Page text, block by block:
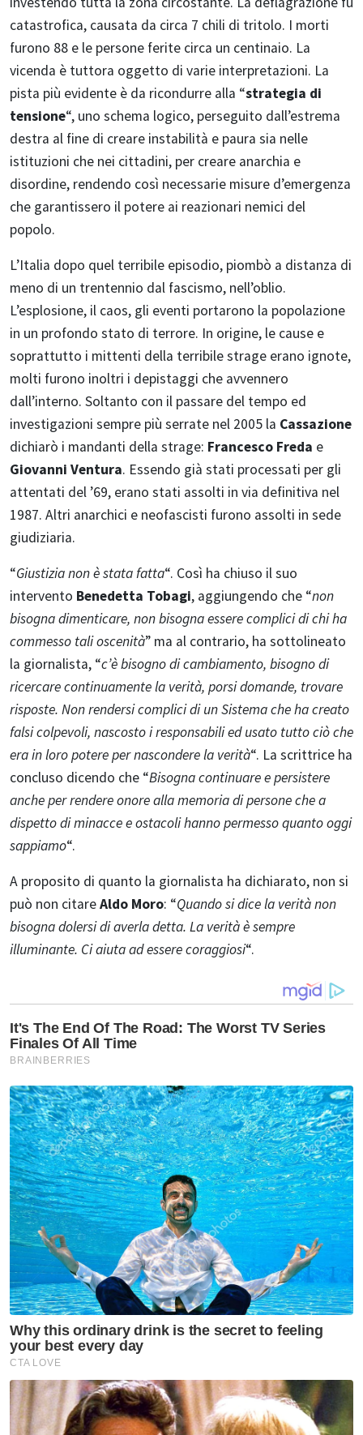
catastrofica, causata da circa 7 chili di tritolo. I morti
furono 88 e le persone ferite circa un centinaio. La
vicenda è tuttora oggetto di varie interpretazioni. La
pista più evidente è da ricondurre alla “strategia di
tensione“, uno schema logico, perseguito dall’estrema
destra al fine di creare instabilità e paura sia nelle
istituzioni che nei cittadini, per creare anarchia e
disordine, rendendo così necessarie misure d’emergenza
che garantissero il potere ai reazionari nemici del
popolo.
L’Italia dopo quel terribile episodio, piombò a distanza di
meno di un trentennio dal fascismo, nell’oblio.
L’esplosione, il caos, gli eventi portarono la popolazione
in un profondo stato di terrore. In origine, le cause e
soprattutto i mittenti della terribile strage erano ignote,
molti furono inoltri i depistaggi che avvennero
dall’interno. Soltanto con il passare del tempo ed
investigazioni sempre più serrate nel 2005 la Cassazione
dichiarò i mandanti della strage: Francesco Freda e
Giovanni Ventura. Essendo già stati processati per gli
attentati del ’69, erano stati assolti in via definitiva nel
1987. Altri anarchici e neofascisti furono assolti in sede
giudiziaria.
“Giustizia non è stata fatta“. Così ha chiuso il suo
intervento Benedetta Tobagi, aggiungendo che “non
bisogna dimenticare, non bisogna essere complici di chi ha
commesso tali oscenità” ma al contrario, ha sottolineato
la giornalista, “c’è bisogno di cambiamento, bisogno di
ricercare continuamente la verità, porsi domande, trovare
risposte. Non rendersi complici di un Sistema che ha creato
falsi colpevoli, nascosto i responsabili ed usato tutto ciò che
era in loro potere per nascondere la verità“. La scrittrice ha
concluso dicendo che “Bisogna continuare e persistere
anche per rendere onore alla memoria di persone che a
dispetto di minacce e ostacoli hanno permesso quanto oggi
sappiamo“.
A proposito di quanto la giornalista ha dichiarato, non si
può non citareAldo Moro: “Quando si dice la verità non
bisogna dolersi di averla detta. La verità è sempre
illuminante. Ci aiuta ad essere coraggiosi“.